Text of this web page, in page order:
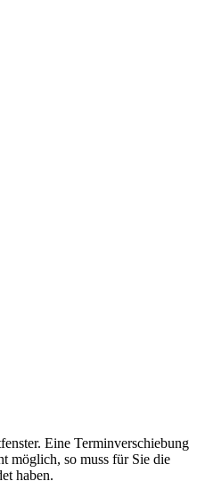
Eine Terminverschiebung
möglich, so muss für Sie die
haben.